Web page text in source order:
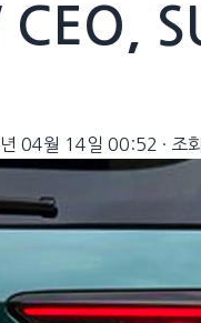
04월 14일 00:52 · 조